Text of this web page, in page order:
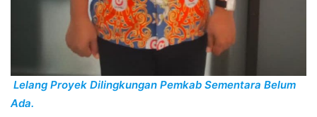
Lelang Proyek Dilingkungan Pemkab Sementara Belum
Ada.